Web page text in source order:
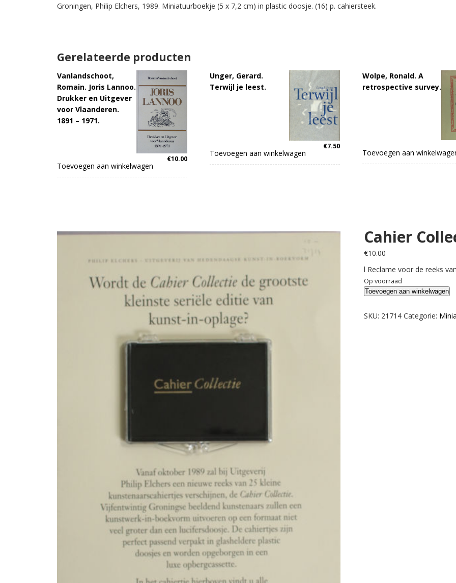
Groningen, Philip Elchers, 1989. Miniatuurboekje (5 x 7,2 cm) in plastic doosje. (16) p. cahiersteek.
Gerelateerde producten
Vanlandschoot,
Romain. Joris Lannoo.
Drukker en Uitgever
voor Vlaanderen.
1891 – 1971.
€10.00
Toevoegen aan winkelwagen
Unger, Gerard.
Terwijl je leest.
€7.50
Toevoegen aan winkelwagen
Wolpe, Ronald. A
retrospective survey.
Toevoegen aan
Cahier
€10.00
l Reclame voor de reeks
Op voorraad
Cahier
aantal
Toevoegen aan winkelwagen
SKU: 21714 Categorie: